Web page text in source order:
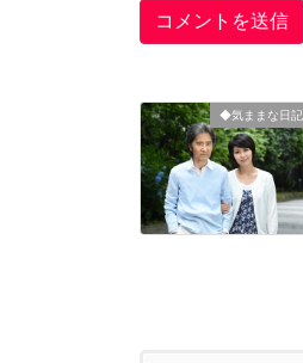
◆気ままな日記